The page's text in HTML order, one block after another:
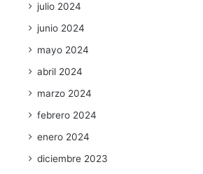
julio 2024
junio 2024
mayo 2024
abril 2024
marzo 2024
febrero 2024
enero 2024
diciembre 2023